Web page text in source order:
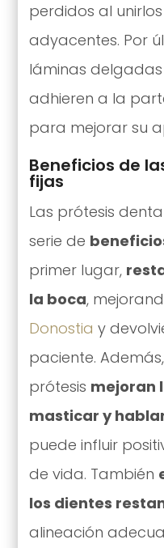
perdidos al
adyacentes. Por
láminas
adhieren a la
para mejorar su
Beneficios de
fijas
Las prótesis
serie de
primer lugar,
la boca,
Donostia y
paciente.
prótesis mejoran
masticar y
puede influir
de vida. También
los dientes
alineación